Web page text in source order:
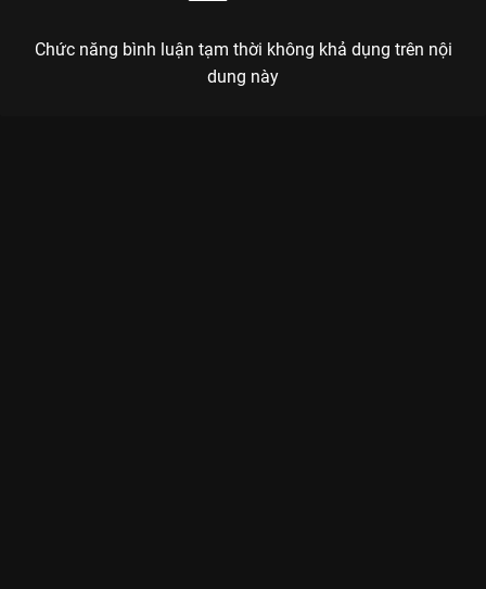
Chức năng bình luận tạm thời không khả dụng trên nội
dung này